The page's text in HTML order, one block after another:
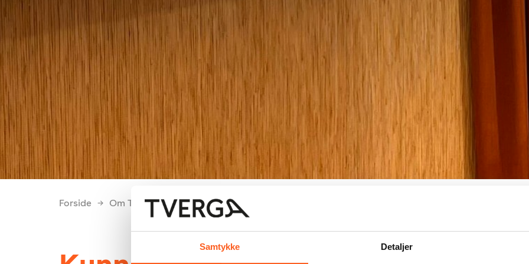
Samtykke Detaljer
Forside Om Tverga Årsrapporter